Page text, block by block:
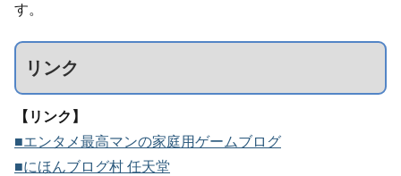
す。
リンク
【リンク】
■エンタメ最高マンの家庭用ゲームブログ
■にほんブログ村 任天堂